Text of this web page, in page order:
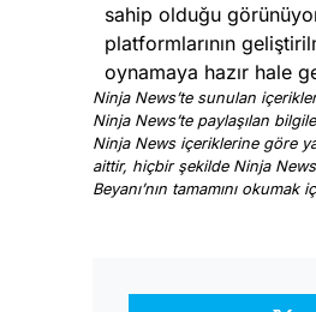
sahip olduğu
platformlarının
oynamaya hazır hale
Ninja News’te sunulan
Ninja News’te paylaşılan
Ninja News içeriklerine göre
aittir, hiçbir şekilde Ninja
Beyanı’nın tamamını okumak